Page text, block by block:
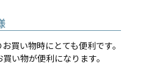
買い物時にとても便利です。
い物が便利になります。